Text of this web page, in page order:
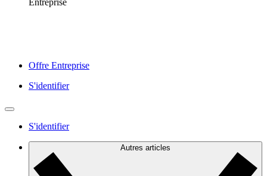
Offre Entreprise
S'identifier
S'identifier
Autres articles